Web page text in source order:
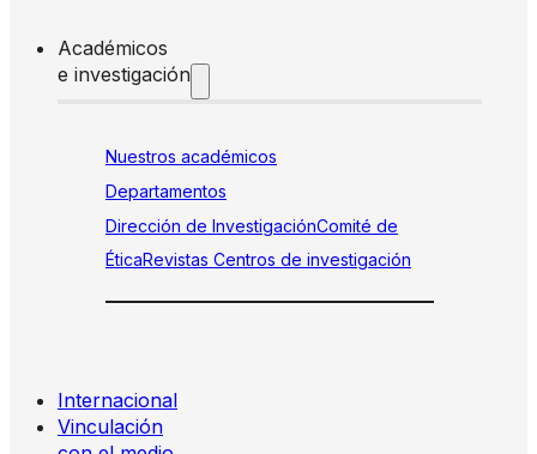
Académicos
e investigación
Nuestros académicos
Departamentos
Dirección de InvestigaciónComité de
ÉticaRevistas Centros de investigación
Internacional
Vinculación